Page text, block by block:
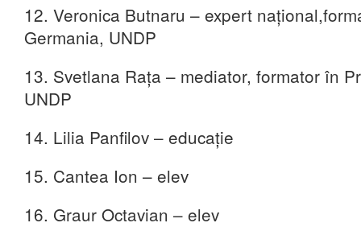
12. Veronica Butnaru – expert
Germania, UNDP
13. Svetlana Rața – mediator, formator în
UNDP
14. Lilia Panfilov – educație
15. Cantea Ion – elev
16. Graur Octavian – elev